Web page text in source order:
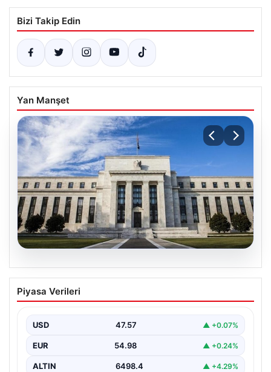
Bizi Takip Edin
Yan Manşet
04.08.2026
FED Nisan Ayı Faiz Kararı Ne Zaman,
Saat Kaçta? Güncel Beklentiler ve
ABD Merkez Bankası (FED) nisan ayı faiz kararı, finansal
Piyasa Verileri
USD 47.57 ▲ +0.07%
EUR 54.98 ▲ +0.24%
ALTIN 6498.4 ▲ +4.29%